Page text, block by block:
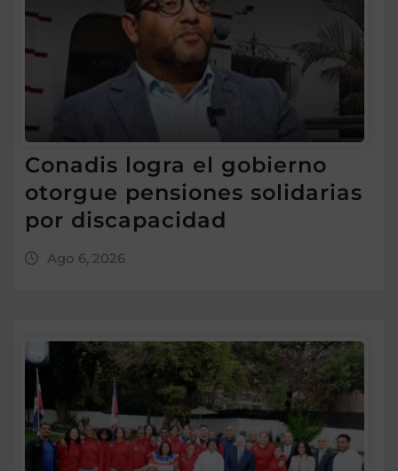
Conadis logra el gobierno
otorgue pensiones solidarias
por discapacidad
Ago 6, 2026